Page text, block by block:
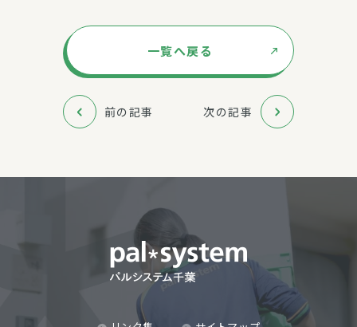
一覧へ戻る
前の記事 次の記事